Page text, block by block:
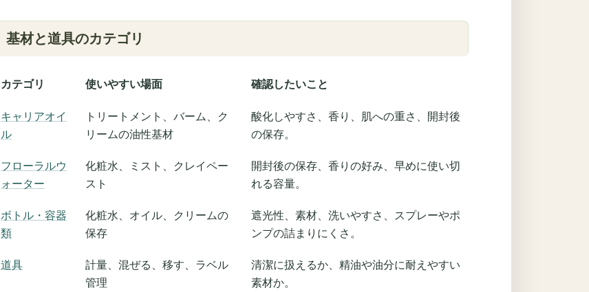
基材と道具のカテゴリ
カテゴリ 使いやすい場面 確認したいこと
キャリアオイ
ル
トリートメント、バーム、ク
リームの油性基材
酸化しやすさ、香り、肌への重さ、開封後
の保存。
フローラルウ
ォーター
化粧水、ミスト、クレイペー
スト
開封後の保存、香りの好み、早めに使い切
れる容量。
ボトル・容器
類
化粧水、オイル、クリームの
保存
遮光性、素材、洗いやすさ、スプレーやポ
ンプの詰まりにくさ。
道具
計量、混ぜる、移す、ラベル
管理
清潔に扱えるか、精油や油分に耐えやすい
素材か。